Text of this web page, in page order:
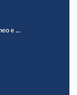
e ...